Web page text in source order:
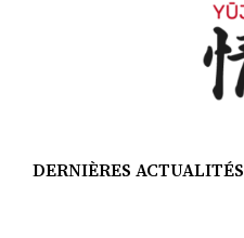
DERNIÈRES ACTUALITÉS